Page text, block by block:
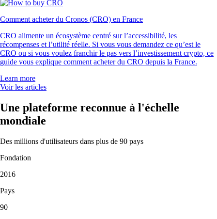
Comment acheter du Cronos (CRO) en France
CRO alimente un écosystème centré sur l’accessibilité, les
récompenses et l’utilité réelle. Si vous vous demandez ce qu’est le
CRO ou si vous voulez franchir le pas vers l’investissement crypto, ce
guide vous explique comment acheter du CRO depuis la France.
Learn more
Voir les articles
Une plateforme reconnue à l'échelle
mondiale
Des millions d'utilisateurs dans plus de 90 pays
Fondation
2016
Pays
90